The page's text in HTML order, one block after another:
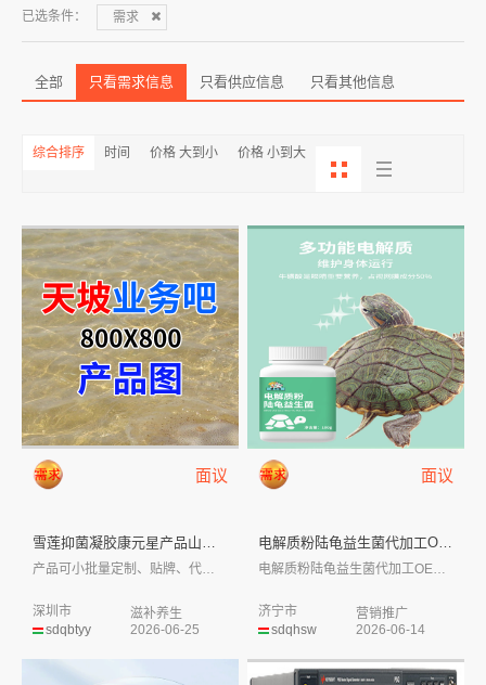
已选条件： 需求
全部 只看需求信息 只看供应信息 只看其他信息
综合排序 时间 价格 大到小 价格 小到大
面议
sdqbtyy
深圳市
滋补养生
2026-06-25
面议
sdqhsw
济宁市
营销推广
2026-06-14